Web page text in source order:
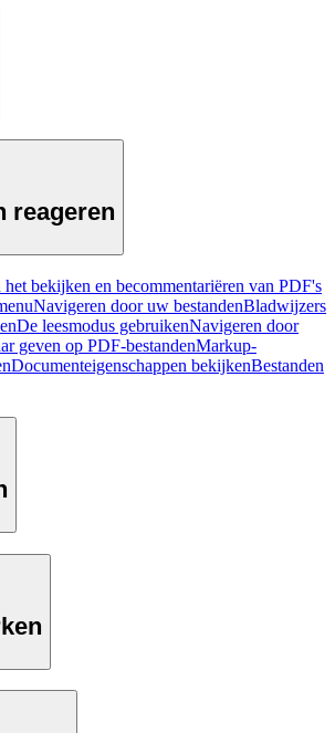
reageren
bekijken en becommentariëren van PDF's
Navigeren door uw bestandenBladwijzers
De leesmodus gebruikenNavigeren door
geven op PDF-bestandenMarkup-
Documenteigenschappen bekijkenBestanden